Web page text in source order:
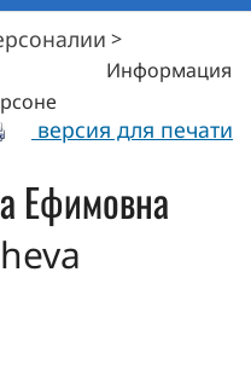
>
Информация
версия для печати
Ефимовна